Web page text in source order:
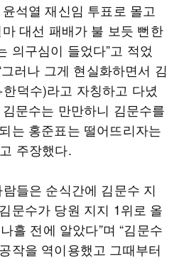
석열 재신임 투표로 몰고
대선 패배가 불 보듯 뻔한
의구심이 들었다”고 적었
러나 그게 현실화하면서 김
덕수)라고 자칭하고 다녔
문수는 만만하니 김문수를
는 홍준표는 떨어뜨리자는
주장했다.
들은 순식간에 김문수 지
문수가 당원 지지 1위로 올
흘 전에 알았다”며 “김문수
작을 역이용했고 그때부터